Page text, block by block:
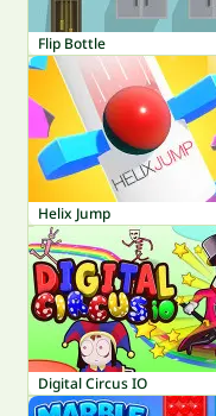
Flip Bottle
Helix Jump
Digital Circus IO